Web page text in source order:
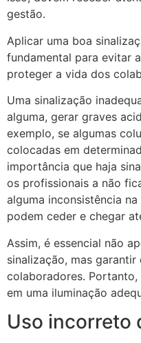
gestão.
Aplicar uma boa
fundamental para evitar
proteger a vida dos
Uma sinalização
alguma, gerar graves
exemplo, se algumas
colocadas em
importância que haja
os profissionais a não
alguma inconsistência
podem ceder e chegar
Assim, é essencial não
sinalização, mas
colaboradores.
em uma iluminação
Uso incorreto